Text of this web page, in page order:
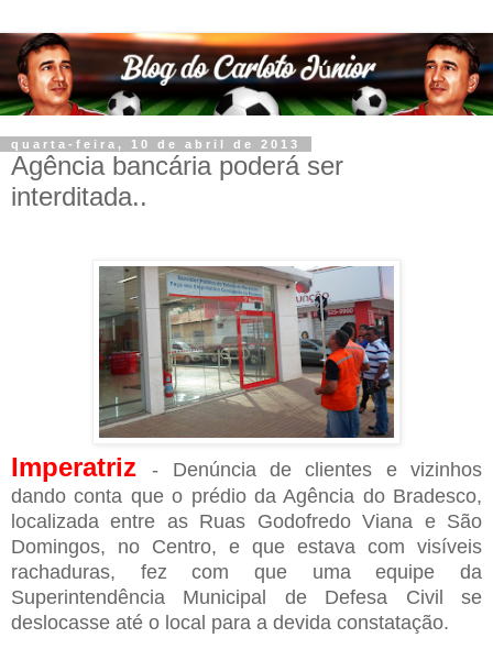
quarta-feira, 10 de abril de 2013
Agência bancária poderá ser
interditada..
Imperatriz- Denúncia de clientes e vizinhos
dando conta que o prédio da Agência do Bradesco,
localizada entre as Ruas Godofredo Viana e São
Domingos, no Centro, e que estava com visíveis
rachaduras, fez com que uma equipe da
Superintendência Municipal de Defesa Civil se
deslocasse até o local para a devida constatação.